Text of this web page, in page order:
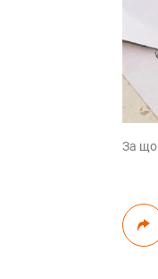
За що